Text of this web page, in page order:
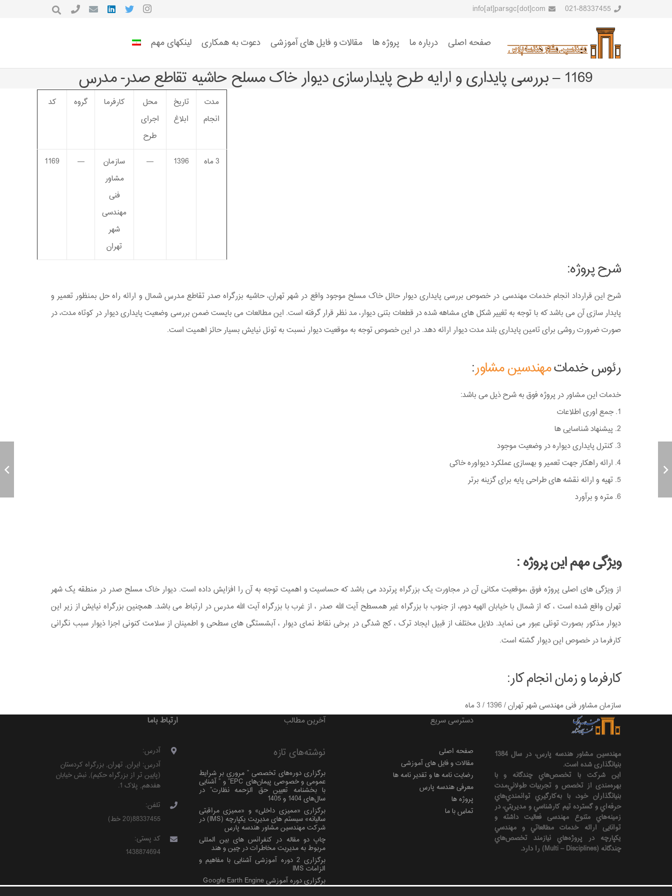
021-88337455
info[at]parsgc[dot]com
صفحه اصلی درباره ما پروژه ها مقالات و فایل های آموزشی دعوت به همکاری لینکهای مهم
1169 – بررسی پایداری و ارایه طرح پایدارسازی دیوار خاک مسلح حاشیه تقاطع صدر- مدرس
مدت
انجام
تاریخ
ابلاغ
محل
اجرای
طرح
کارفرما گروه کد
3 ماه 1396
—
سازمان
مشاور
فنی
مهندسی
شهر
تهران
—
1169
شرح پروژه:
شرح این قرارداد انجام خدمات مهندسی در خصوص بررسی پایداری دیوار حائل خاک مسلح موجود واقع در شهر تهران، حاشیه بزرگراه صدر تقاطع مدرس شمال و ارائه راه حل بمنظور تعمیر و
پایدار سازی آن می باشد که با توجه به تغییر شکل های مشاهه شده در قطعات بتنی دیوار، مد نظر قرار گرفته است. این مطالعات می بایست ضمن بررسی وضعیت پایداری دیوار در کوتاه مدت، در
صورت ضرورت روشی برای تامین پایداری بلند مدت دیوار ارائه دهد. در این خصوص توجه به موقعیت دیوار نسبت به تونل نیایش بسیار حائز اهمیت است.
رئوس خدماتمهندسین مشاور:
خدمات این مشاور در پروژه فوق به شرح ذیل می باشد:
1. جمع اوری اطلاعات
2. پیشنهاد شناسایی ها
3. کنترل پایداری دیواره در وضعیت موجود
4. ارائه راهکار جهت تعمیر و بهسازی عملکرد دیواوره خاکی
5. تهیه و ارائه نقشه های طراحی پایه برای گزینه برتر
6. متره و برآورد
ویژگی مهم این پروژه :
از ویژگی های اصلی پروژه فوق ،موقعیت مکانی آن در مجاورت یک بزرگراه پرتردد می باشد که حساسیت و اهمیت توجه به آن را افزایش داده است. دیوار خاک مسلح صدر در منطقه یک شهر
تهران واقع شده است ، که از شمال با خیابان الهیه دوم، از جنوب با بزرگراه غیر همسطح آیت الله صدر ، از غرب با بزرگراه آیت الله مدرس در ارتباط می باشد. همچنین بزرگراه نیایش از زیر این
دیوار مذکور بصورت تونلی عبور می نماید. دلایل مختلف از قبیل ایجاد ترک ، کج شدگی در برخی نقاط نمای دیوار ، آبشستگی های سطحی و اطمینان از سلامت کنونی اجزا ذیوار سبب نگرانی
کارفرما در خصوص این دیوار گشته است.
کارفرما و زمان انجام کار:
سازمان مشاور فنی مهندسی شهر تهران / 1396 / 3 ماه
مهندسين مشاور هندسه‌ پارس، در سال 1384
بنیانگذاری شده است.
این شرکت با تخصص‌هاي چندگانه و با
بهره‌مندی از تخصص و تجربيات طولاني‌مدت
بنيانگذاران خود، با به‌كارگيري توانمندي‌هاي
حرفه‌اي و گسترده تيم كارشناسي و مديريتي، در
زمينه‌هاي متنوع مهندسی فعاليت داشته و
توانایی ارائه خدمات مطالعاتي و مهندسي
يكپارچه در پروژه‌هاي نيازمند تخصص‌هاي
چندگانه (Multi – Disciplines) را دارد.
دسترسی سریع
صفحه اصلی
مقالات و فایل های آموزشی
رضایت نامه ها و تقدیر نامه ها
معرفی هندسه پارس
پروژه ها
تماس با ما
آخرین مطالب
نوشته‌های تازه
برگزاری دوره‌های تخصصی ” مروری بر شرایط
عمومی و خصوصی پیمان‌های EPC” و ” آشنایی
با بخشنامه تعیین حق الزحمه نظارت” در
سال‌های 1404 و 1405
برگزاری «ممیزی داخلی» و «ممیزی مراقبتی
سالیانه» سیستم های مدیریت یکپارچه (IMS) در
شرکت مهندسین مشاور هندسه پارس
چاپ دو مقاله در کنفرانس های بین المللی
مربوط به مدیریت مخاطرات در چین و هند
برگزاری 2 دوره آموزشی آشنایی با مفاهیم و
الزامات IMS
برگزاری دوره آموزشی Google Earth Engine
ارتباط باما
آدرس:
آدرس: ایران, تهران, بزرگراه کردستان
(پایین تر از بزرگراه حکیم), نبش خیابان
هفدهم, پلاک 1 .
تلفن:
88337455(20 خط)
کد پستی:
1438874694